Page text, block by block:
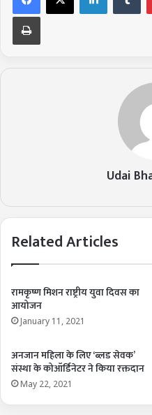
Udai
Related Articles
रामकृष्ण मिशन राष्ट्रीय युवा दिवस का
आयोजन
January 11, 2021
अनजान महिला के लिए ‘ब्लड सेवक’
संस्था के कोऑर्डिनेटर ने किया रक्तदान
May 22, 2021